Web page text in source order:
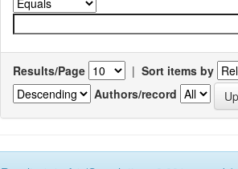
Results/Page | Sort items by
Authors/record